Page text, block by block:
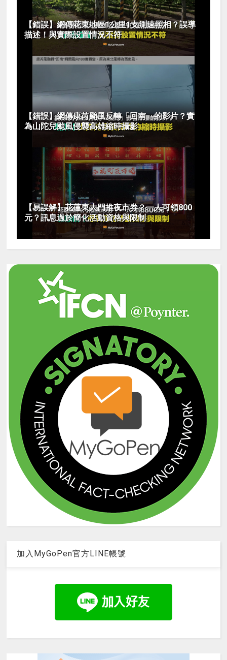
【錯誤】網傳花東地區1公里1支測速照相？誤導
描述！與實際設置情況不符
【錯誤】網傳康芮颱風反轉「回南」的影片？實
為山陀兒颱風侵襲高雄縮時攝影
【易誤解】花蓮東大門推夜市券？一人可領800
元？訊息過於簡化活動資格與限制
加入MyGoPen官方LINE帳號